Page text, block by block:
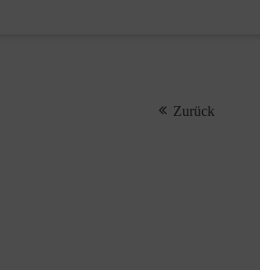
Zurück